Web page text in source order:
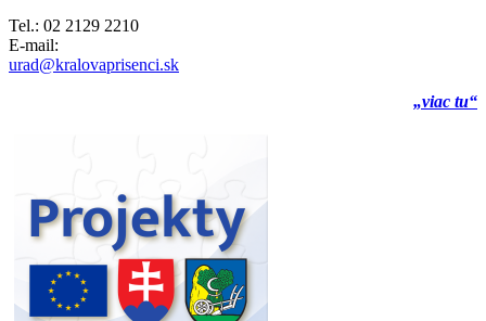
Tel.: 02 2129 2210
E-mail:
urad@kralovaprisenci.sk
„viac tu“